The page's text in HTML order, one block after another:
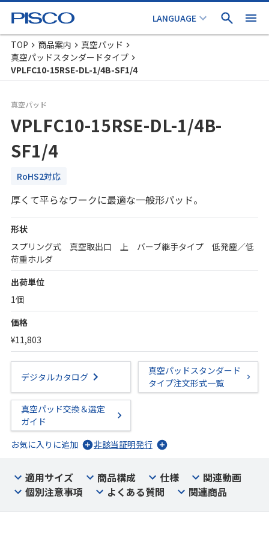
TOP 商品案内
真空パッド
真空パッドスタンダードタイプ
VPLFC10-15RSE-DL-1/4B-SF1/4
真空パッド
VPLFC10-15RSE-DL-1/4B-
SF1/4
RoHS2対応
厚くて平らなワークに最適な一般形パッド。
形状
スプリング式 真空取出口 上 バーブ継手タイプ 低発塵／低
荷重ホルダ
出荷単位
1個
価格
¥11,803
デジタルカタログ
真空パッドスタンダード
タイプ注文形式一覧
真空パッド交換＆選定
ガイド
お気に入りに追加
非該当証明発行
適用サイズ 商品構成 仕様
関連動画
個別注意事項
よくある質問 関連商品